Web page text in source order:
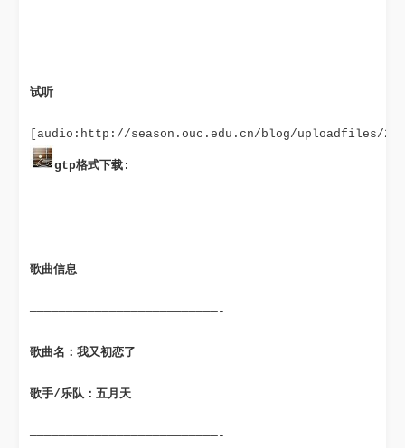
试听
gtp格式下载:
歌曲信息
——————————————————————————-
歌曲名：我又初恋了
歌手/乐队：五月天
——————————————————————————-